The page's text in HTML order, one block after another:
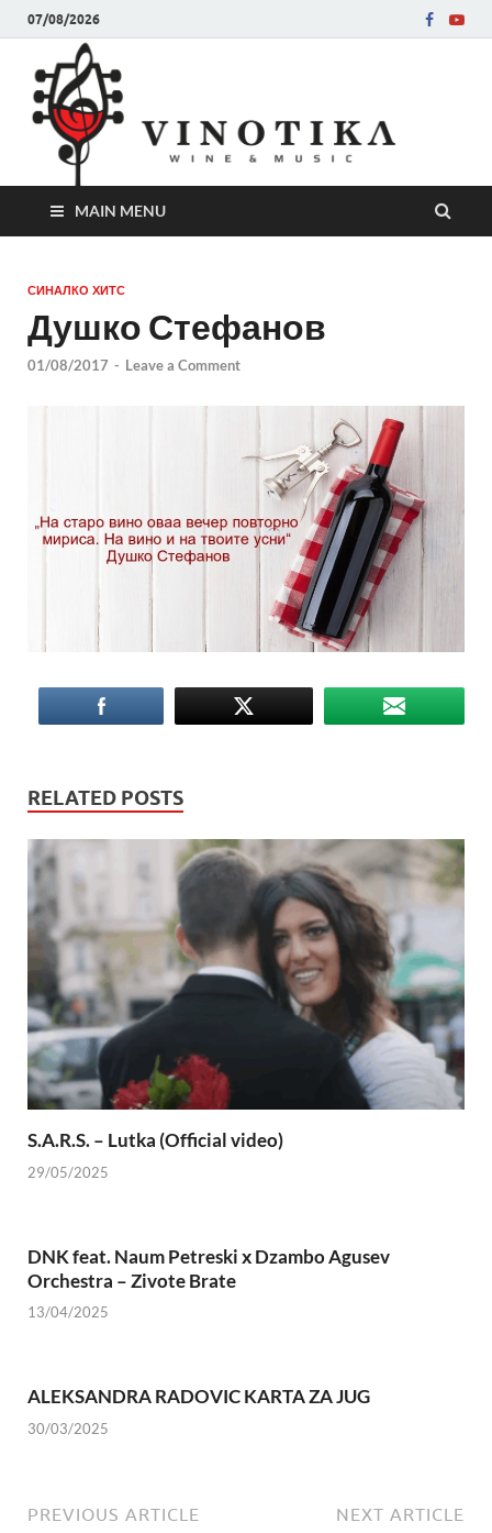
07/08/2026
MAIN MENU
СИНАЛКО ХИТС
Душко Стефанов
01/08/2017 - Leave a Comment
RELATED POSTS
S.A.R.S. – Lutka (Official video)
29/05/2025
DNK feat. Naum Petreski х Dzambo Agusev
Orchestra – Zivote Brate
13/04/2025
ALEKSANDRA RADOVIC KARTA ZA JUG
30/03/2025
PREVIOUS ARTICLE NEXT ARTICLE